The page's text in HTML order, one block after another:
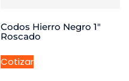
Codos Hierro Negro 1″
Roscado
Cotizar